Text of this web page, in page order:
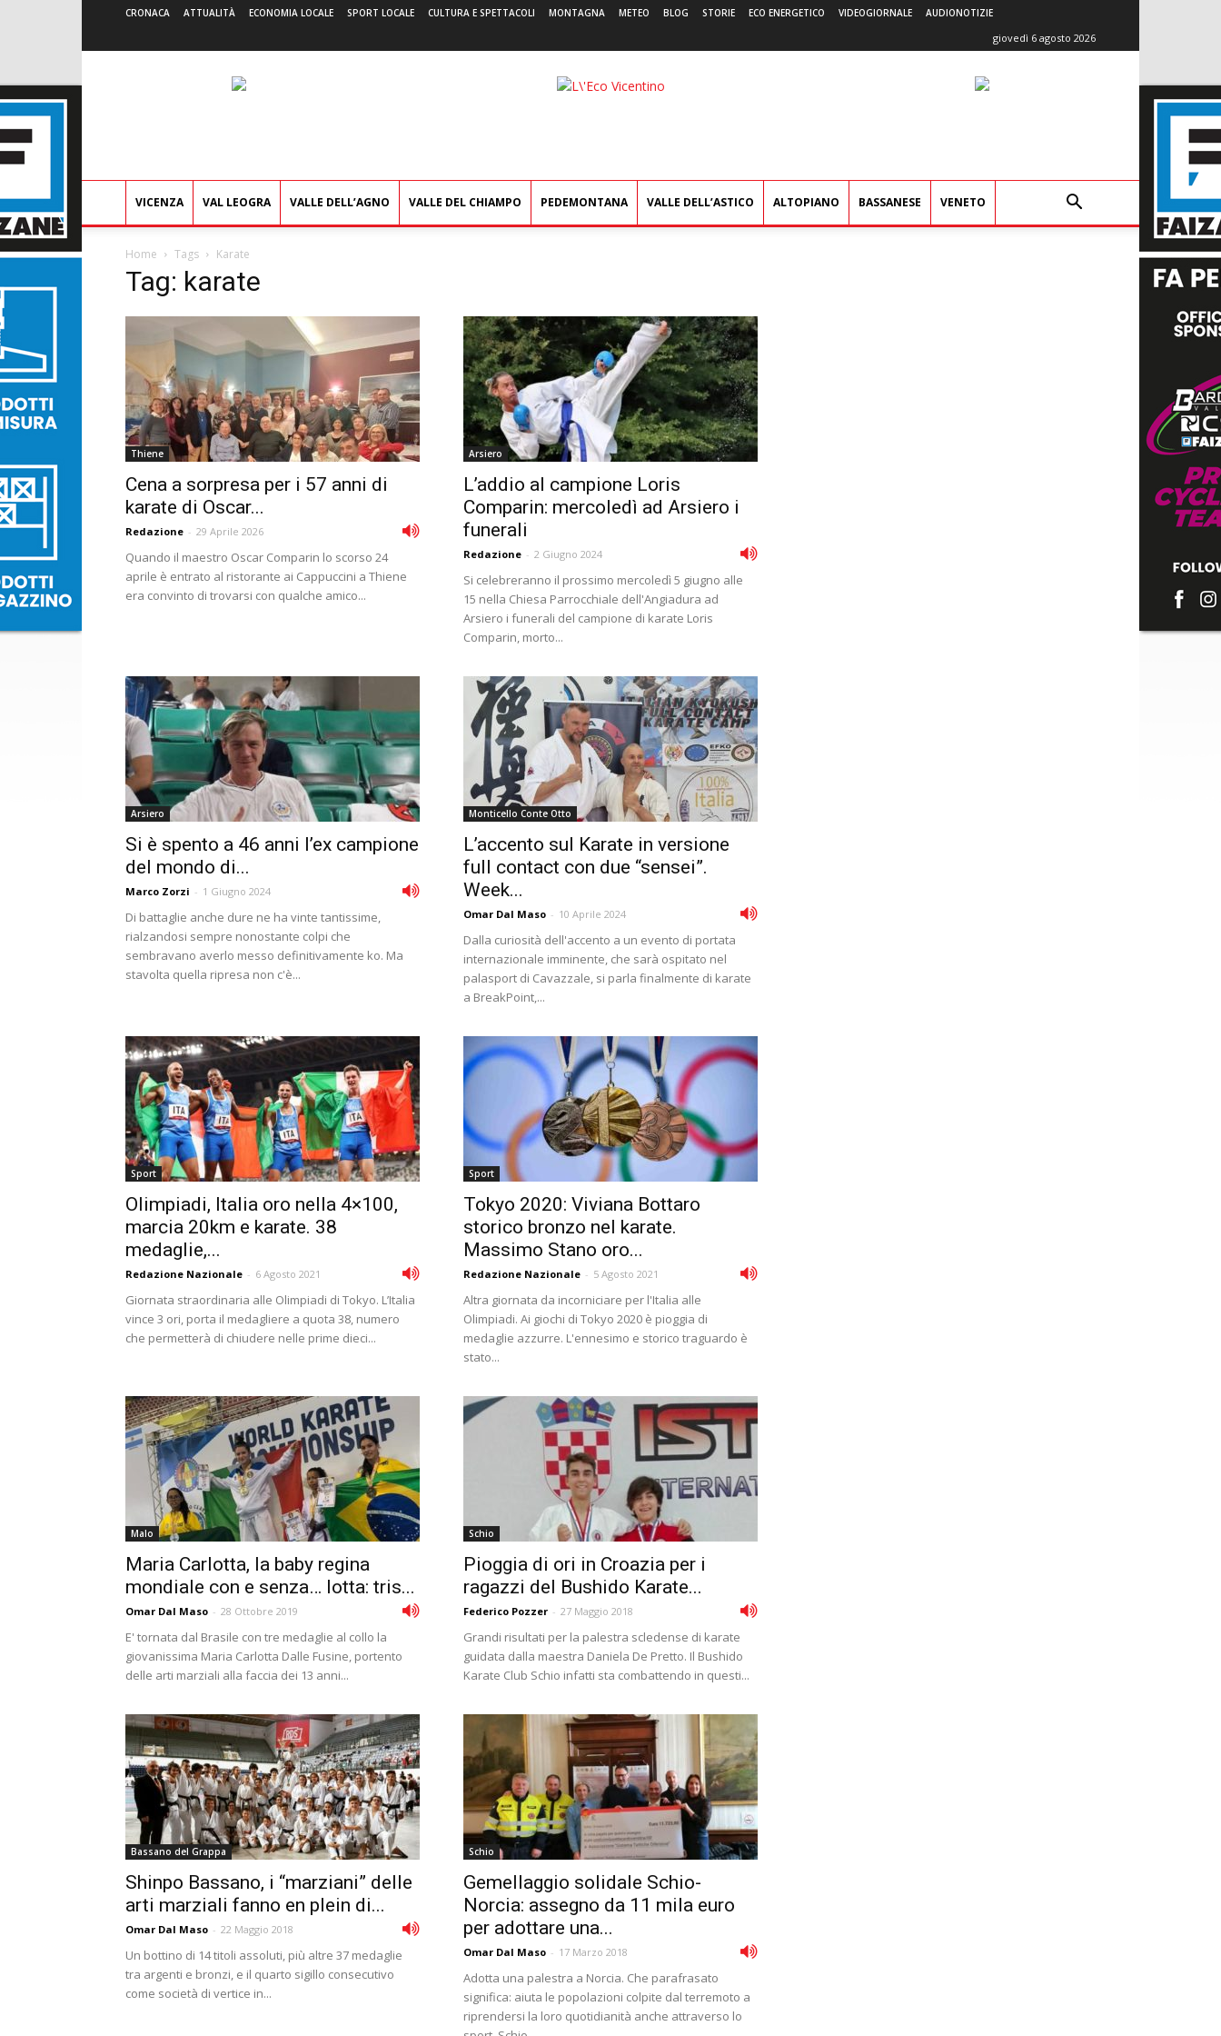
CRONACA ATTUALITÀ ECONOMIA LOCALE SPORT LOCALE CULTURA E SPETTACOLI MONTAGNA METEO BLOG STORIE ECO ENERGETICO VIDEOGIORNALE AUDIONOTIZIE
giovedì 6 agosto 2026
L'Eco
VICENZA VAL LEOGRA VALLE DELL’AGNO VALLE DEL CHIAMPO PEDEMONTANA VALLE DELL’ASTICO ALTOPIANO BASSANESE VENETO
Home Tags Karate
Tag: karate
Thiene
Cena a sorpresa per i 57 anni di
karate di Oscar...
Redazione - 29 Aprile 2026
Quando il maestro Oscar Comparin lo scorso 24
aprile è entrato al ristorante ai Cappuccini a Thiene
era convinto di trovarsi con qualche amico...
Arsiero
L’addio al campione Loris
Comparin: mercoledì ad Arsiero i
funerali
Redazione - 2 Giugno 2024
Si celebreranno il prossimo mercoledì 5 giugno alle
15 nella Chiesa Parrocchiale dell'Angiadura ad
Arsiero i funerali del campione di karate Loris
Comparin, morto...
Arsiero
Si è spento a 46 anni l’ex campione
del mondo di...
Marco Zorzi - 1 Giugno 2024
Di battaglie anche dure ne ha vinte tantissime,
rialzandosi sempre nonostante colpi che
sembravano averlo messo definitivamente ko. Ma
stavolta quella ripresa non c'è...
Monticello Conte Otto
L’accento sul Karate in versione
full contact con due “sensei”.
Week...
Omar Dal Maso - 10 Aprile 2024
Dalla curiosità dell'accento a un evento di portata
internazionale imminente, che sarà ospitato nel
palasport di Cavazzale, si parla finalmente di karate
a BreakPoint,...
Sport
Olimpiadi, Italia oro nella 4×100,
marcia 20km e karate. 38
medaglie,...
Redazione Nazionale - 6 Agosto 2021
Giornata straordinaria alle Olimpiadi di Tokyo. L’Italia
vince 3 ori, porta il medagliere a quota 38, numero
che permetterà di chiudere nelle prime dieci...
Sport
Tokyo 2020: Viviana Bottaro
storico bronzo nel karate.
Massimo Stano oro...
Redazione Nazionale - 5 Agosto 2021
Altra giornata da incorniciare per l'Italia alle
Olimpiadi. Ai giochi di Tokyo 2020 è pioggia di
medaglie azzurre. L'ennesimo e storico traguardo è
stato...
Malo
Maria Carlotta, la baby regina
mondiale con e senza… lotta: tris...
Omar Dal Maso - 28 Ottobre 2019
E' tornata dal Brasile con tre medaglie al collo la
giovanissima Maria Carlotta Dalle Fusine, portento
delle arti marziali alla faccia dei 13 anni...
Schio
Pioggia di ori in Croazia per i
ragazzi del Bushido Karate...
Federico Pozzer - 27 Maggio 2018
Grandi risultati per la palestra scledense di karate
guidata dalla maestra Daniela De Pretto. Il Bushido
Karate Club Schio infatti sta combattendo in questi...
Bassano del Grappa
Shinpo Bassano, i “marziani” delle
arti marziali fanno en plein di...
Omar Dal Maso - 22 Maggio 2018
Un bottino di 14 titoli assoluti, più altre 37 medaglie
tra argenti e bronzi, e il quarto sigillo consecutivo
come società di vertice in...
Schio
Gemellaggio solidale Schio-
Norcia: assegno da 11 mila euro
per adottare una...
Omar Dal Maso - 17 Marzo 2018
Adotta una palestra a Norcia. Che parafrasato
significa: aiuta le popolazioni colpite dal terremoto a
riprendersi la loro quotidianità anche attraverso lo